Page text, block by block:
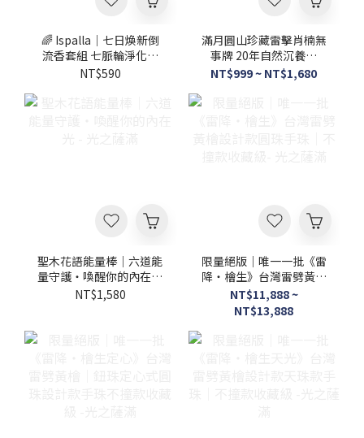
🌈 Ispalla｜七日煥新倒
流香套組 七脈輪淨化・
秘魯聖木倒流香・靜心冥
NT$590
滿月圓山珍藏雷擊肖楠無
事牌 20年自然沉養老
料・厚油甜香・稀有山林
NT$999 ~ NT$1,680
聖木花語能量棒｜六道能
量守護・喚醒你的內在光
- 光之薩滿
NT$1,580
限量絕版｜唯一一批《雷
降・檜生》台灣雷劈黃檜
設計款圓珠手珠｜不撞款
收藏級- 光之薩滿
NT$11,888 ~
NT$13,888